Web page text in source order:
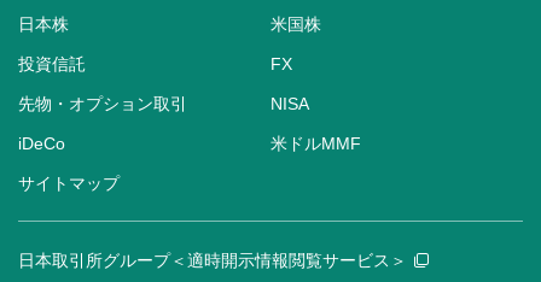
日本株 米国株
投資信託 FX
先物・オプション取引 NISA
iDeCo 米ドルMMF
サイトマップ
日本取引所グループ＜適時開示情報閲覧サービス＞